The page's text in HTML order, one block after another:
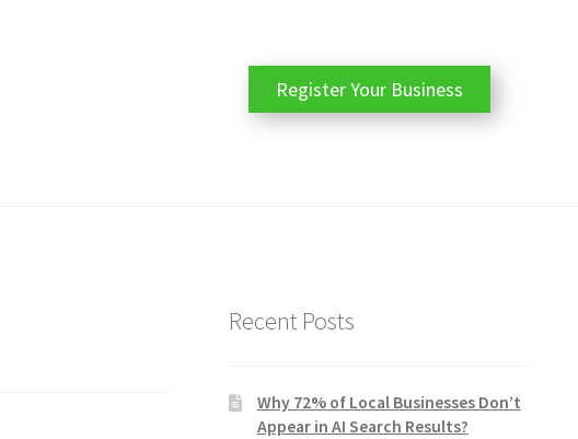
Register Your Business
Recent Posts
Why 72% of Local Businesses Don’t
Appear in AI Search Results?